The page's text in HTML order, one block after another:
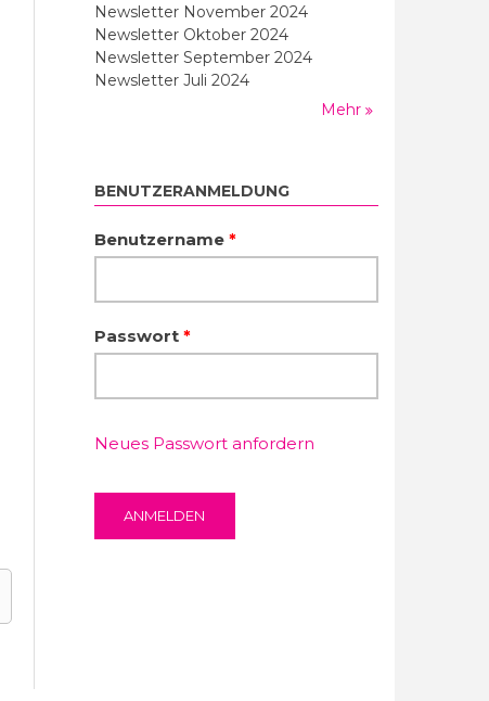
Newsletter November 2024
Newsletter Oktober 2024
Newsletter September 2024
Newsletter Juli 2024
Mehr
BENUTZERANMELDUNG
Benutzername *
Passwort *
Neues Passwort anfordern